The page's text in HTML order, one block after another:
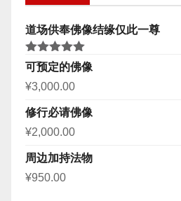
道场供奉佛像结缘仅此一尊
评分5.00
&sol; 5
可预定的佛像
¥3,000.00
修行必请佛像
¥2,000.00
周边加持法物
¥950.00